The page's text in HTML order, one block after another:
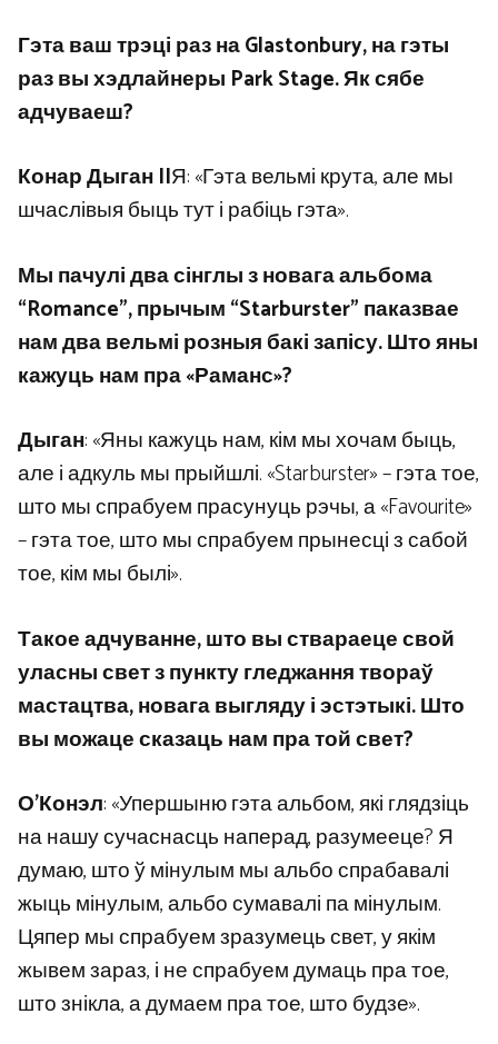
Гэта ваш трэці раз на Glastonbury, на гэты
раз вы хэдлайнеры Park Stage. Як сябе
адчуваеш?
Конар Дыган IIЯ: «Гэта вельмі крута, але мы
шчаслівыя быць тут і рабіць гэта».
Мы пачулі два сінглы з новага альбома
“Romance”, прычым “Starburster” паказвае
нам два вельмі розныя бакі запісу. Што яны
кажуць нам пра «Раманс»?
Дыган: «Яны кажуць нам, кім мы хочам быць,
але і адкуль мы прыйшлі. «Starburster» – гэта тое,
што мы спрабуем прасунуць рэчы, а «Favourite»
– гэта тое, што мы спрабуем прынесці з сабой
тое, кім мы былі».
Такое адчуванне, што вы ствараеце свой
уласны свет з пункту гледжання твораў
мастацтва, новага выгляду і эстэтыкі. Што
вы можаце сказаць нам пра той свет?
О’Конэл: «Упершыню гэта альбом, які глядзіць
на нашу сучаснасць наперад, разумееце? Я
думаю, што ў мінулым мы альбо спрабавалі
жыць мінулым, альбо сумавалі па мінулым.
Цяпер мы спрабуем зразумець свет, у якім
жывем зараз, і не спрабуем думаць пра тое,
што знікла, а думаем пра тое, што будзе».